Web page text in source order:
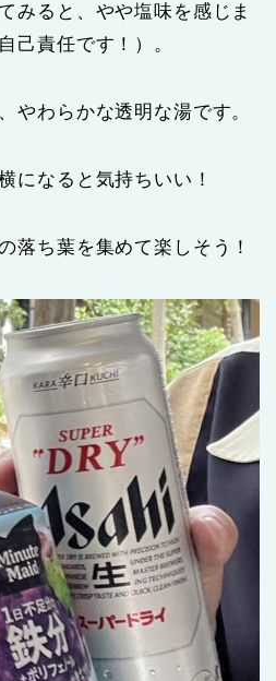
みると、やや塩味を感じま
己責任です！）。
やわらかな透明な湯です。
になると気持ちいい！
落ち葉を集めて楽しそう！